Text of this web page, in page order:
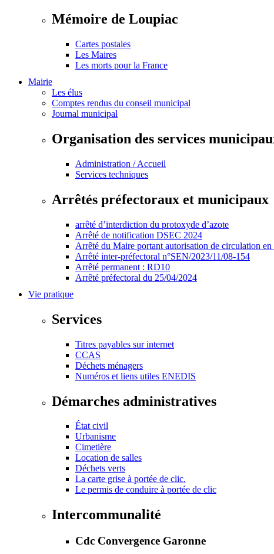
Mémoire de Loupiac
Cartes postales
Les Maires
Les morts pour la France
Mairie
Les élus
Comptes rendus du conseil municipal
Journal municipal
Organisation des services
Administration / Accueil
Services techniques
Arrêtés préfectoraux et municipaux
arrêté d’interdiction du protoxyde d’azote
Arrêté de notification DSEC 2024
Arrêté du Maire portant autorisation de circulation
Arrêté inter-préfectoral n°SEN/2023/11/08-154
Arrêté permanent : RD10
Arrêté préfectoral du 25/04/2024
Vie pratique
Services
Titres payables sur internet
CCAS
Déchets ménagers
Numéros et liens utiles ENEDIS
Démarches administratives
État civil
Urbanisme
Cimetière
Location de salles
Déchets verts
La carte grise à portée de clic.
Le permis de conduire à portée de clic
Intercommunalité
Cdc Convergence Garonne